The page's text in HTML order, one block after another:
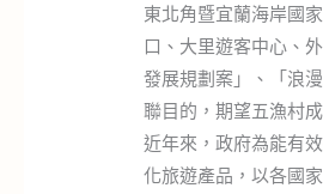
東北角暨宜蘭海岸國
口、大里遊客中心、
發展規劃案」、「浪
聯目的，期望五漁村
近年來，政府為能有
化旅遊產品，以各國